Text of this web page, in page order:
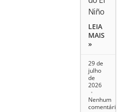
Niño
LEIA
MAIS
»
29 de
julho
de
2026
Nenhum
comentário